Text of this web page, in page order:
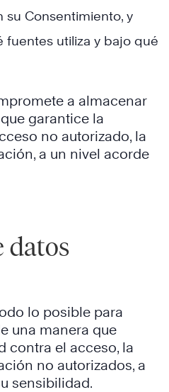
su Consentimiento, y
fuentes utiliza y bajo qué
a almacenar
garantice la
no autorizado, la
a un nivel acorde
datos
lo posible para
una manera que
contra el acceso, la
no autorizados, a
sensibilidad.